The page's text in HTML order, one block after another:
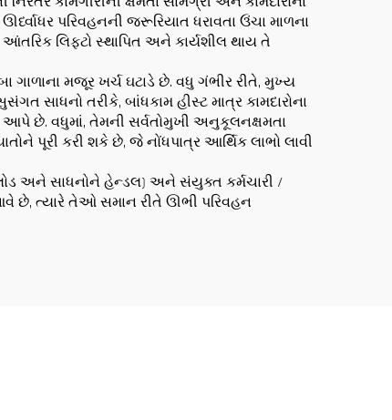
પરિવહનની જરૂરિયાત ધરાવતા ઉંચા માળના
લિફ્ટો સ્થાપિત અને કાર્યશીલ થાય તે
મજૂર ખર્ચ ઘટાડે છે. વધુ ગંભીર રીતે, મુખ્ય
તરીકે, બાંધકામ હીસ્ટ માત્ર કામદારોના
આપે છે. વધુમાં, તેમની સર્વતોમુખી અનુકૂલનક્ષમતા
પૂરી કરી શકે છે, જે નોંધપાત્ર આર્થિક લાભો લાવી
લોડ અને સાધનોને હેન્ડલ) અને સંયુક્ત કર્મચારી /
આવે છે, ત્યારે તેઓ સમાન રીતે ઊભી પરિવહન